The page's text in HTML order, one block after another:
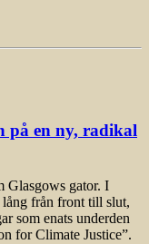
på en ny, radikal
Glasgows gator. I
lång från front till slut,
som enats underden
for Climate Justice”.